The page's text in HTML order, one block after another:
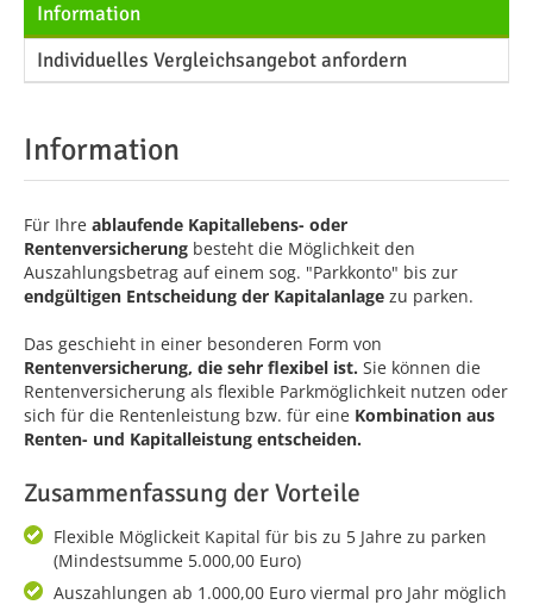
Information
Individuelles Vergleichsangebot anfordern
Information
Für Ihre ablaufende Kapitallebens- oder
Rentenversicherung besteht die Möglichkeit den
Auszahlungsbetrag auf einem sog. "Parkkonto" bis zur
endgültigen Entscheidung der Kapitalanlage zu parken.
Das geschieht in einer besonderen Form von
Rentenversicherung, die sehr flexibel ist. Sie können die
Rentenversicherung als flexible Parkmöglichkeit nutzen oder
sich für die Rentenleistung bzw. für eine Kombination aus
Renten- und Kapitalleistung entscheiden.
Zusammenfassung der Vorteile
Flexible Möglickeit Kapital für bis zu 5 Jahre zu parken
(Mindestsumme 5.000,00 Euro)
Auszahlungen ab 1.000,00 Euro viermal pro Jahr möglich